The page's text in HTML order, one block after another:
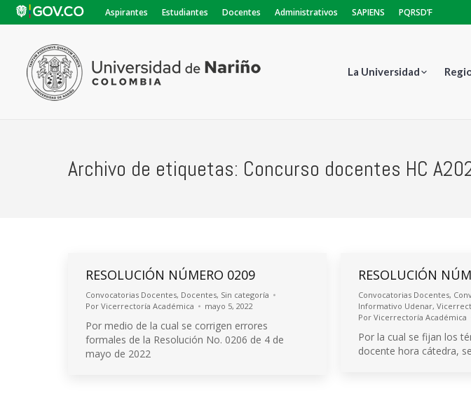
Aspirantes Estudiantes Docentes Administrativos SAPIENS PQRSD’F
La Universidad
Archivo de etiquetas: Concurso docentes HC
RESOLUCIÓN NÚMERO 0209
Convocatorias Docentes, Docentes, Sin categoría
Por Vicerrectoría Académica mayo 5, 2022
Por medio de la cual se corrigen errores
formales de la Resolución No. 0206 de 4 de
mayo de 2022
RESOLUCIÓN
Convocatorias Docentes,
Informativo Udenar,
Por Vicerrectoría Académica
Por la cual se fijan los
docente hora cátedra,